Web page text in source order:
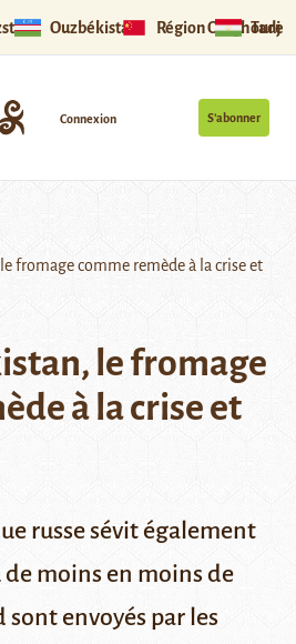
Ouzbékistan Région Ouïghoure
S’abonner
Connexion
fromage comme remède à la crise et
le fromage
à la crise et
russe sévit également
moins en moins de
envoyés par les